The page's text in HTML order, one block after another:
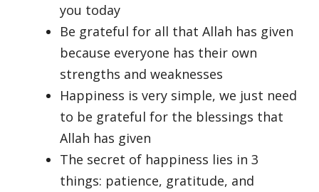
you today
Be grateful for all that Allah has given
because everyone has their own
strengths and weaknesses
Happiness is very simple, we just need
to be grateful for the blessings that
Allah has given
The secret of happiness lies in 3
things: patience, gratitude, and